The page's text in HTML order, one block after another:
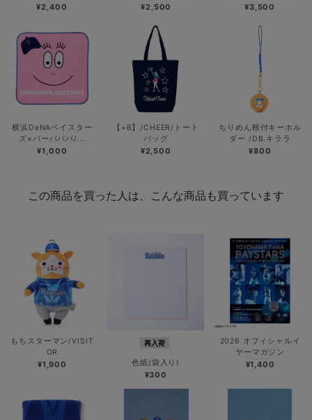
¥2,400 ¥2,500 ¥3,500
横浜DeNAベイスター
ズ×バーバパパ/...
¥1,000
【+B】/CHEER/トート
バッグ
¥2,500
ちりめん根付キーホル
ダー /DB.キララ
¥800
この商品を買った人は、こんな商品も買っています
もちスターマン/VISIT
OR
¥1,900
再入荷
色紙(袋入り)
¥300
2026 オフィシャルイ
ヤーマガジン
¥1,400